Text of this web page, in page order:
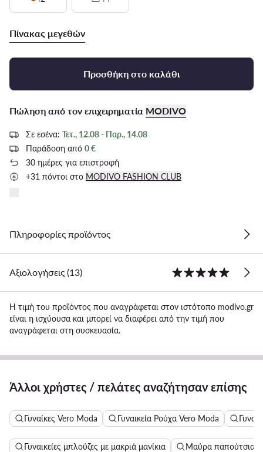
Πίνακας μεγεθών
Προσθήκη στο καλάθι
Πώληση από τον επιχειρηματία MODIVO
Σε εσένα: Τετ., 12.08 - Παρ., 14.08
Παράδοση από 0 €
30 ημέρες για επιστροφή
+31 πόντοι στο MODIVO FASHION CLUB
Πληροφορίες προϊόντος
Αξιολογήσεις (13)
Η τιμή του προϊόντος που αναγράφεται στον ιστότοπο modivo.gr
είναι η ισχύουσα και μπορεί να διαφέρει από την τιμή που
αναγράφεται στη συσκευασία.
Άλλοι χρήστες / πελάτες αναζήτησαν επίσης
Γυναίκες Vero Moda Γυναικεία Ρούχα Vero Moda
Γυναικείες μπλούζες με μακριά μανίκια Μαύρα παπούτσια